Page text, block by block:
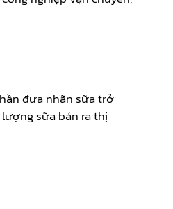
đưa nhãn sữa trở
sữa bán ra thị